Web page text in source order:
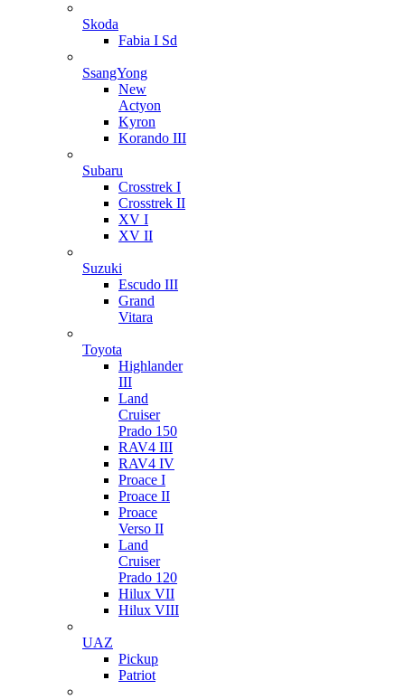
Skoda
Fabia I Sd
SsangYong
New
Actyon
Kyron
Korando III
Subaru
Crosstrek I
Crosstrek II
XV I
XV II
Suzuki
Escudo III
Grand
Vitara
Toyota
Highlander
III
Land
Cruiser
Prado 150
RAV4 III
RAV4 IV
Proace I
Proace II
Proace
Verso II
Land
Cruiser
Prado 120
Hilux VII
Hilux VIII
UAZ
Pickup
Patriot